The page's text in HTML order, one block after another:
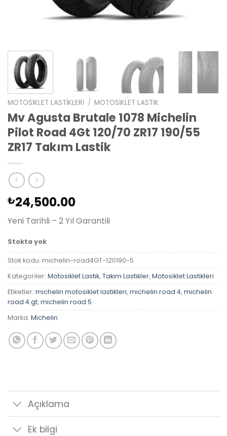
MOTOSIKLET LASTIKLERI / MOTOSIKLET LASTIK
Mv Agusta Brutale 1078 Michelin
Pilot Road 4Gt 120/70 ZR17 190/55
ZR17 Takım Lastik
₺24,500.00
Yeni Tarihli – 2 Yıl Garantili
Stokta yok
Stok kodu: michelin-road4GT-120190-5
Kategoriler: Motosiklet Lastik, Takım Lastikler, Motosiklet Lastikleri
Etiketler: michelin motosiklet lastikleri, michelin road 4, michelin
road 4 gt, michelin road 5
Marka: Michelin
Açıklama
Ek bilgi